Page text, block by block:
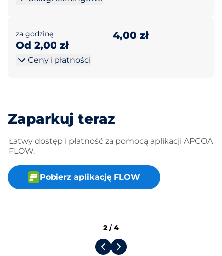
za godzinę
Od 2,00 zł
4,00 zł
Ceny i płatności
Zaparkuj teraz
Łatwy dostęp i płatność za pomocą aplikacji APCOA
FLOW.
Pobierz aplikację FLOW
2 /4